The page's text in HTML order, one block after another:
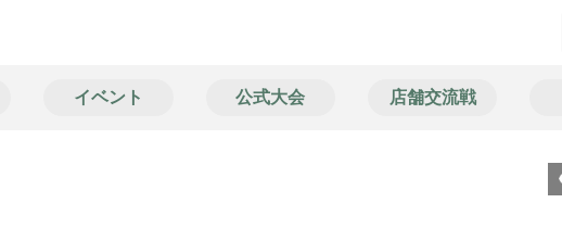
イベント 公式大会 店舗交流戦